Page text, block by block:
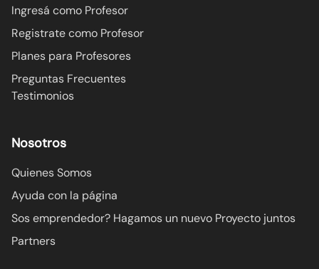
Ingresá como Profesor
Registrate como Profesor
Planes para Profesores
Preguntas Frecuentes
Testimonios
Nosotros
Quienes Somos
Ayuda con la página
Sos emprendedor? Hagamos un nuevo Proyecto juntos
Partners